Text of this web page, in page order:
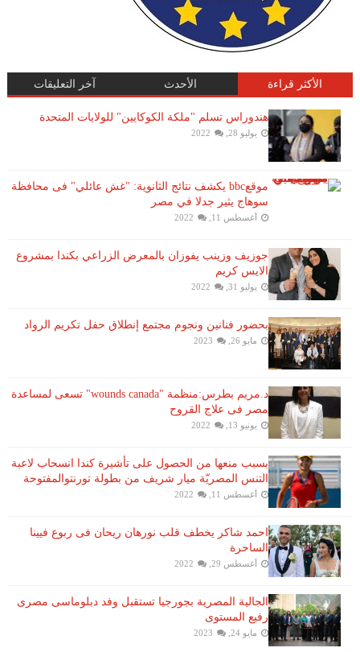
الأكثر قراءة الأحدث آخر التعليقات
هندوراس تسلم "ملكة الكوكايين" للولايات المتحدة
يوليو 28, 2022
موقعbbc يكشف نتائج الثانوية: "غش عائلي" فى محافظة
سوهاج يثير جدلا في مصر
أغسطس 11, 2022
جوزيف وزينب يفوزان بالمعرض الزراعي بكندا بمشروع
الايس كريم
يوليو 31, 2022
بحضور فنانين ونجوم مجتمع إنطلاق حفل تكريم الرواد
مايو 26, 2023
د.مريم بطرس:منظمة "wounds canada" تسعى لمساعدة
مصر فى علاج القروح
يونيو 13, 2022
بسبب منعها من الحصول على تأشيرة كندا انسحاب لاعبة ​
التنس​ المصريّة ​ميار شريف​ من بطولة ​تورنتو​المفتوحة
أغسطس 11, 2022
احمد شاكر يخطف قلب نورهان ريحان فى ربوع فيينا
الساحرة
أغسطس 29, 2022
الجالية المصرية بجورجيا تستقبل وفد دبلوماسى مصرى
رفيع المستوى
مايو 24, 2023